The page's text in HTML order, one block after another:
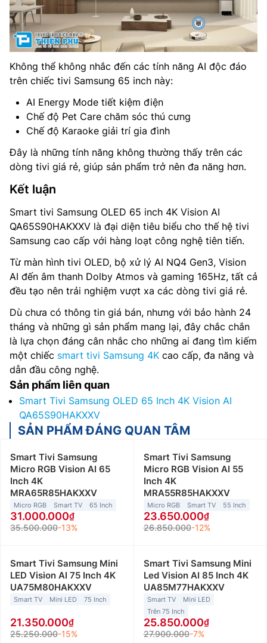
Không thể không nhắc đến các tính năng AI độc đáo
trên chiếc tivi Samsung 65 inch này:
AI Energy Mode tiết kiệm điện
Chế độ Pet Care chăm sóc thú cưng
Chế độ Karaoke giải trí gia đình
Đây là những tính năng không thường thấy trên các
dòng tivi giá rẻ, giúp sản phẩm trở nên đa năng hơn.
Kết luận
Smart tivi Samsung OLED 65 inch 4K Vision AI
QA65S90HAKXXV là đại diện tiêu biểu cho thế hệ tivi
Samsung cao cấp với hàng loạt công nghệ tiên tiến.
Từ màn hình tivi OLED, bộ xử lý AI NQ4 Gen3, Vision
AI đến âm thanh Dolby Atmos và gaming 165Hz, tất cả
đều tạo nên trải nghiệm vượt xa các dòng tivi giá rẻ.
Dù chưa có thông tin giá bán, nhưng với bảo hành 24
tháng và những gì sản phẩm mang lại, đây chắc chắn
là lựa chọn đáng cân nhắc cho những ai đang tìm kiếm
một chiếc smart tivi Samsung 4K cao cấp, đa năng và
dẫn đầu công nghệ.
Sản phẩm liên quan
Smart Tivi Samsung OLED 65 Inch 4K Vision AI
QA65S90HAKXXV
SẢN PHẨM ĐÁNG QUAN TÂM
Smart Tivi Samsung
Micro RGB Vision AI 65
Inch 4K
MRA65R85HAKXXV
Micro RGB Smart TV 65 Inch
31.000.000
35.500.000-13%
Smart Tivi Samsung
Micro RGB Vision AI 55
Inch 4K
MRA55R85HAKXXV
Micro RGB Smart TV 55 Inch
23.650.000
26.850.000-12%
Smart Tivi Samsung Mini
LED Vision AI 75 Inch 4K
UA75M80HAKXXV
Smart TV Mini LED 75 Inch
21.350.000
25.250.000-15%
Smart Tivi Samsung Mini
Led Vision AI 85 Inch 4K
UA85M77HAKXXV
Smart TV
Mini LED
Trên 75 Inch
25.850.000
27.900.000-7%